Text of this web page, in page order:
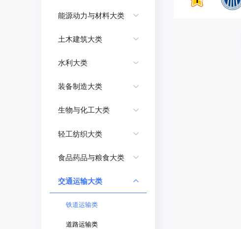
能源动力与材料大类
土木建筑大类
水利大类
装备制造大类
生物与化工大类
轻工纺织大类
食品药品与粮食大类
交通运输大类
铁道运输类
道路运输类